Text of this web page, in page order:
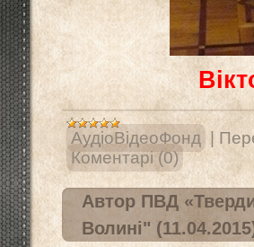
АудіоВідеоФонд
Коментарі (0)
Автор ПВД
Волині"